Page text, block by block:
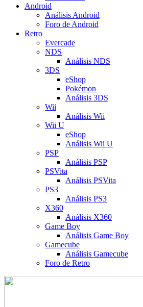
Android
Análisis Android
Foro de Android
Retro
Evercade
NDS
Análisis NDS
3DS
eShop
Pokémon
Análisis 3DS
Wii
Análisis Wii
Wii U
eShop
Análisis Wii U
PSP
Análisis PSP
PSVita
Análisis PSVita
PS3
Análisis PS3
X360
Análisis X360
Game Boy
Análisis Game Boy
Gamecube
Análisis Gamecube
Foro de Retro